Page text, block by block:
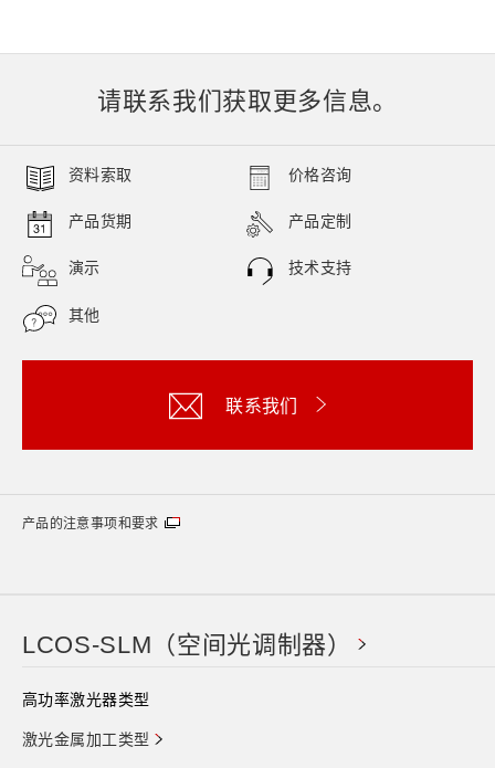
请联系我们获取更多信息。
资料索取 价格咨询
产品货期 产品定制
演示 技术支持
其他
联系我们
产品的注意事项和要求
LCOS-SLM（空间光调制器）
高功率激光器类型
激光金属加工类型